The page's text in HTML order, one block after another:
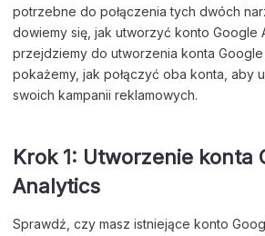
potrzebne do połączenia tych dwóch
dowiemy się, jak utworzyć konto Google
przejdziemy do utworzenia konta Google
pokażemy, jak połączyć oba konta, aby
swoich kampanii reklamowych.
Krok 1: Utworzenie konta
Analytics
Sprawdź, czy masz istniejące konto